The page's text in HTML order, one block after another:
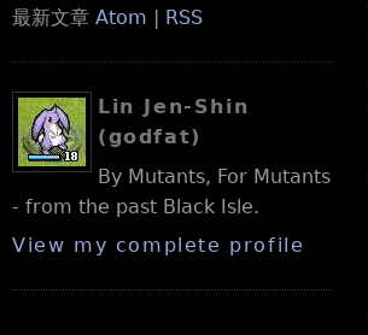
最新文章 Atom | RSS
Lin Jen-Shin
(godfat)
By Mutants, For Mutants
- from the past Black Isle.
View my complete profile